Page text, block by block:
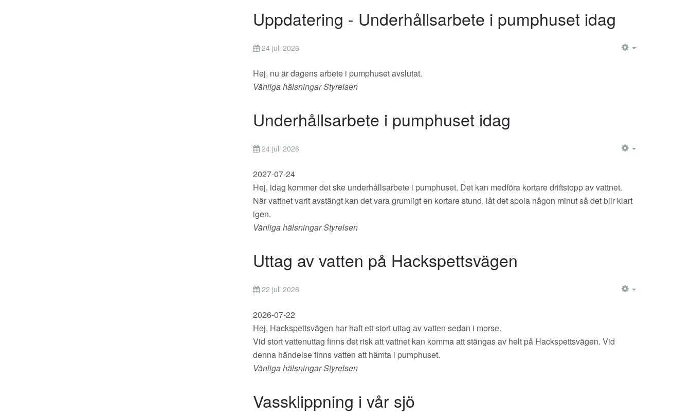
Uppdatering - Underhållsarbete i pumphuset idag
24 juli 2026
Hej, nu är dagens arbete i pumphuset avslutat.
Vänliga hälsningar Styrelsen
Underhållsarbete i pumphuset idag
24 juli 2026
2027-07-24
Hej, idag kommer det ske underhållsarbete i pumphuset. Det kan medföra kortare driftstopp av vattnet.
När vattnet varit avstängt kan det vara grumligt en kortare stund, låt det spola någon minut så det blir klart
igen.
Vänliga hälsningar Styrelsen
Uttag av vatten på Hackspettsvägen
22 juli 2026
2026-07-22
Hej, Hackspettsvägen har haft ett stort uttag av vatten sedan i morse.
Vid stort vattenuttag finns det risk att vattnet kan komma att stängas av helt på Hackspettsvägen. Vid
denna händelse finns vatten att hämta i pumphuset.
Vänliga hälsningar Styrelsen
Vassklippning i vår sjö